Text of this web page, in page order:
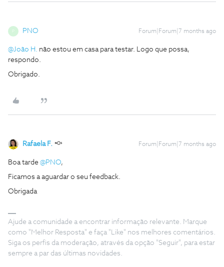
PNO Forum|Forum|7 months ago
@João H. não estou em casa para testar. Logo que possa,
respondo.
Obrigado.
Rafaela F. Forum|Forum|7 months ago
Boa tarde ​ @PNO,
Ficamos a aguardar o seu feedback.
Obrigada
Ajude a comunidade a encontrar informação relevante. Marque
como "Melhor Resposta" e faça "Like" nos melhores comentários.
Siga os perfis da moderação, através da opção "Seguir", para estar
sempre a par das últimas novidades.